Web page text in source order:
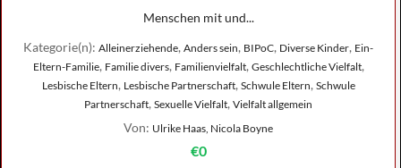
Menschen mit und...
Kategorie(n): Alleinerziehende, Anders sein, BIPoC, Diverse Kinder, Ein-
Eltern-Familie, Familie divers, Familienvielfalt, Geschlechtliche Vielfalt,
Lesbische Eltern, Lesbische Partnerschaft, Schwule Eltern, Schwule
Partnerschaft, Sexuelle Vielfalt, Vielfalt allgemein
Von: Ulrike Haas, Nicola Boyne
€0